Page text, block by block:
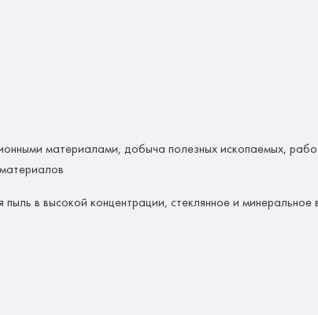
материалами, добыча полезных ископаемых,
в высокой концентрации, стеклянное и минеральное